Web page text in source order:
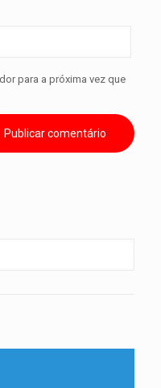
para a próxima vez que